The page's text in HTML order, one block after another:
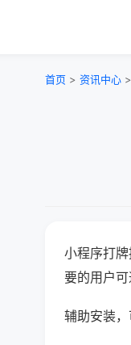
首页 > 资讯中心 >
小程序打
要的用户可
辅助安装